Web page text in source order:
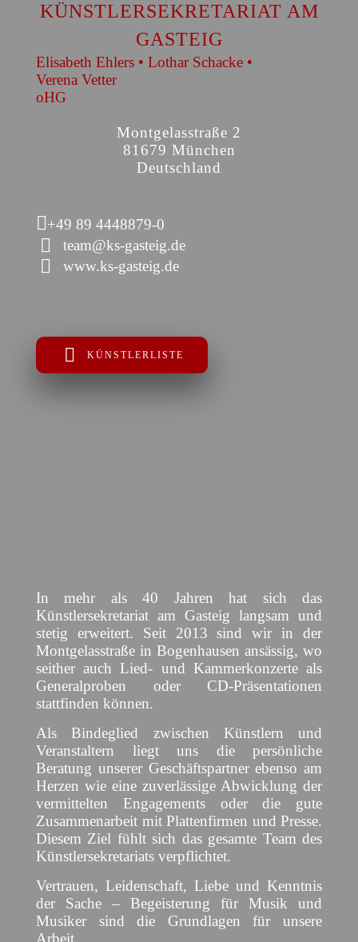
KÜNSTLERSEKRETARIAT AM
GASTEIG
Elisabeth Ehlers • Lothar Schacke •
Verena Vetter
oHG
Montgelasstraße 2
81679 München
Deutschland
+49 89 4448879-0
team@ks-gasteig.de
www.ks-gasteig.de
KÜNSTLERLISTE
In mehr als 40 Jahren hat sich das
Künstlersekretariat am Gasteig langsam und
stetig erweitert. Seit 2013 sind wir in der
Montgelasstraße in Bogenhausen ansässig, wo
seither auch Lied- und Kammerkonzerte als
Generalproben oder CD-Präsentationen
stattfinden können.
Als Bindeglied zwischen Künstlern und
Veranstaltern liegt uns die persönliche
Beratung unserer Geschäftspartner ebenso am
Herzen wie eine zuverlässige Abwicklung der
vermittelten Engagements oder die gute
Zusammenarbeit mit Plattenfirmen und Presse.
Diesem Ziel fühlt sich das gesamte Team des
Künstlersekretariats verpflichtet.
Vertrauen, Leidenschaft, Liebe und Kenntnis
der Sache – Begeisterung für Musik und
Musiker sind die Grundlagen für unsere